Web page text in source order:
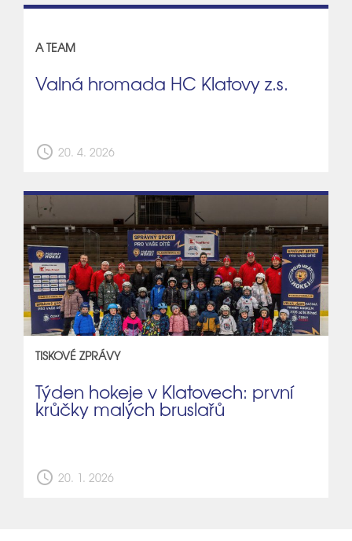
A TEAM
Valná hromada HC Klatovy z.s.
schedule 20. 4. 2026
TISKOVÉ ZPRÁVY
Týden hokeje v Klatovech: první
krůčky malých bruslařů
schedule 20. 1. 2026